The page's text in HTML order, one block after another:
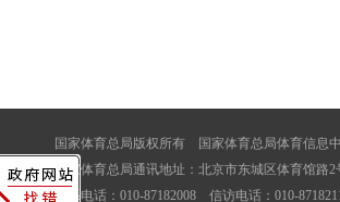
国家体育总局版权所有 国家体育总局体育信息
国家体育总局通讯地址：北京市东城区体育馆
联系电话：010-87182008 信访电话：010-